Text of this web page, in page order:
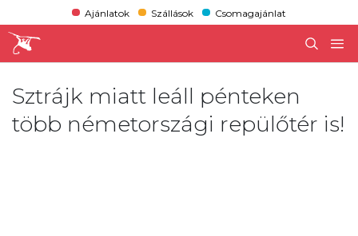
Ajánlatok Szállások Csomagajánlat
Sztrájk miatt leáll pénteken
több németországi repülőtér is!